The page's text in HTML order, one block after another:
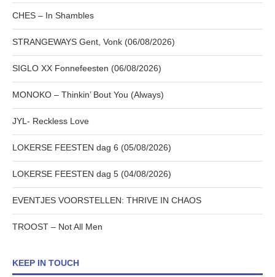
CHES – In Shambles
STRANGEWAYS Gent, Vonk (06/08/2026)
SIGLO XX Fonnefeesten (06/08/2026)
MONOKO – Thinkin’ Bout You (Always)
JYL- Reckless Love
LOKERSE FEESTEN dag 6 (05/08/2026)
LOKERSE FEESTEN dag 5 (04/08/2026)
EVENTJES VOORSTELLEN: THRIVE IN CHAOS
TROOST – Not All Men
KEEP IN TOUCH